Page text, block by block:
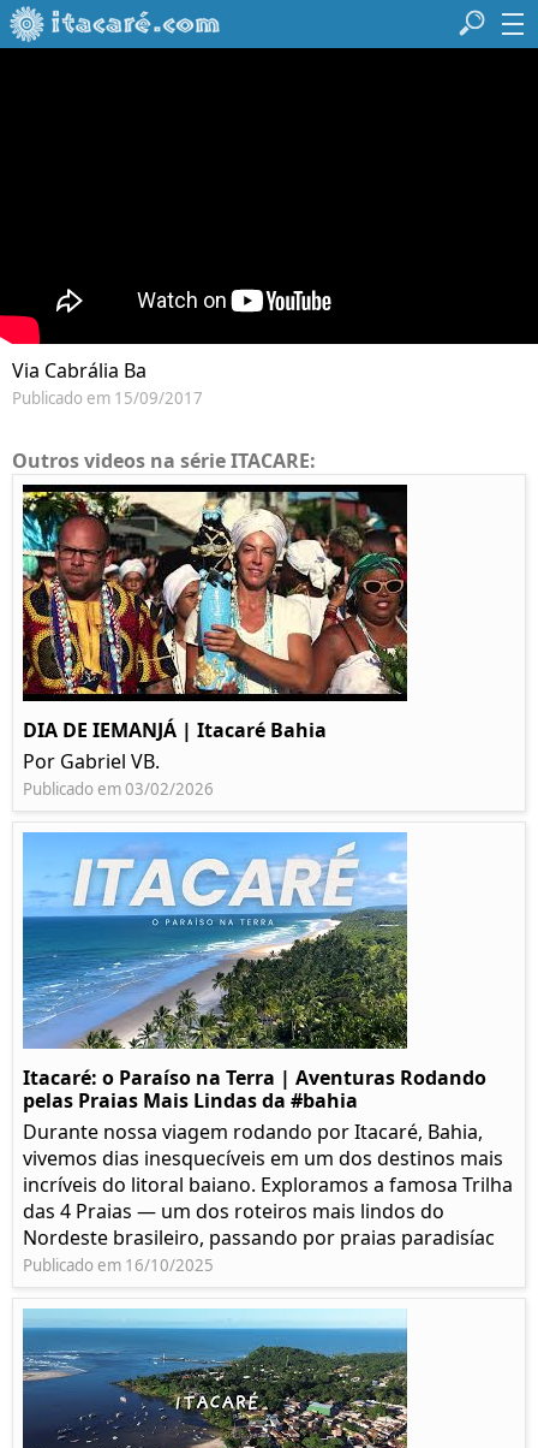
Via Cabrália Ba
Publicado em 15/09/2017
Outros videos na série ITACARE:
DIA DE IEMANJÁ | Itacaré Bahia
Por Gabriel VB.
Publicado em 03/02/2026
Itacaré: o Paraíso na Terra | Aventuras Rodando
pelas Praias Mais Lindas da #bahia
Durante nossa viagem rodando por Itacaré, Bahia,
vivemos dias inesquecíveis em um dos destinos mais
incríveis do litoral baiano. Exploramos a famosa Trilha
das 4 Praias — um dos roteiros mais lindos do
Nordeste brasileiro, passando por praias paradisíac
Publicado em 16/10/2025